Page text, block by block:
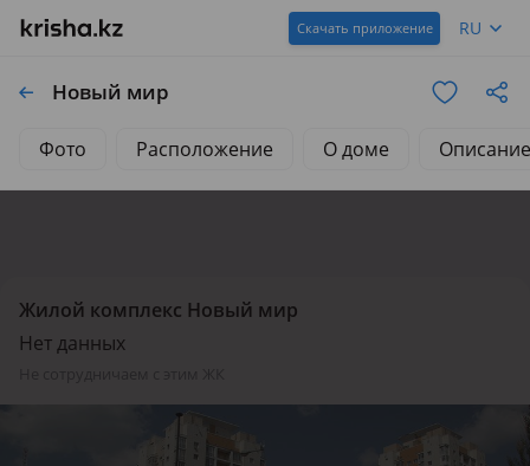
Скачать приложение RU
Новый мир
Фото Расположение О доме Описание
Жилой комплекс Новый мир
Нет данных